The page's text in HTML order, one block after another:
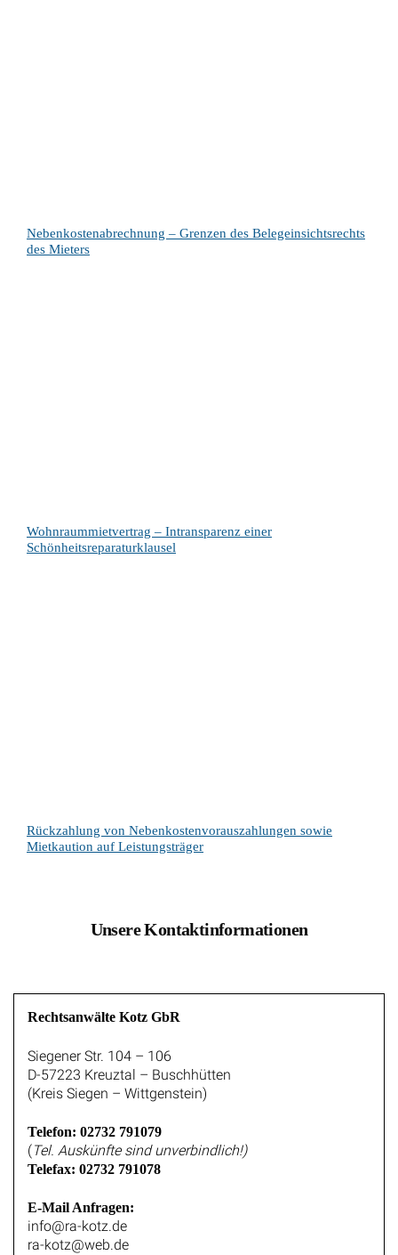
Nebenkostenabrechnung – Grenzen des Belegeinsichtsrechts
des Mieters
Wohnraummietvertrag – Intransparenz einer
Schönheitsreparaturklausel
Rückzahlung von Nebenkostenvorauszahlungen sowie
Mietkaution auf Leistungsträger
Unsere Kontaktinformationen
Rechtsanwälte Kotz GbR
Siegener Str. 104 – 106
D-57223 Kreuztal – Buschhütten
(Kreis Siegen – Wittgenstein)
Telefon: 02732 791079
(Tel. Auskünfte sind unverbindlich!)
Telefax: 02732 791078
E-Mail Anfragen:
info@ra-kotz.de
ra-kotz@web.de